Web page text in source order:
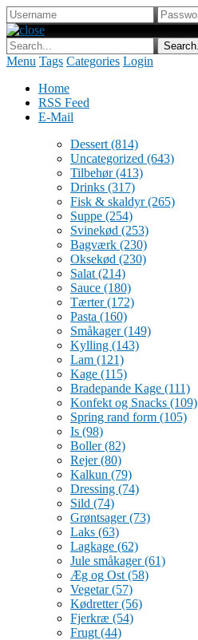
Menu Tags Categories Login
Home
RSS Feed
E-Mail
Dessert (814)
Uncategorized (643)
Tilbehør(413)
Drinks (317)
Fisk & skaldyr(265)
Suppe (254)
Svinekød (253)
Bagværk (230)
Oksekød (230)
Salat (214)
Sauce (180)
Tærter(172)
Pasta (160)
Småkager(149)
Kylling (143)
Lam (121)
Kage (115)
Bradepande Kage (111)
Konfekt og Snacks (109)
Spring rand form (105)
Is (98)
Boller(82)
Rejer(80)
Kalkun (79)
Dressing (74)
Sild (74)
Grøntsager(73)
Laks (63)
Lagkage (62)
Jule småkager(61)
Æg og Ost (58)
Vegetar(57)
Kødretter(56)
Fjerkræ (54)
Frugt (44)